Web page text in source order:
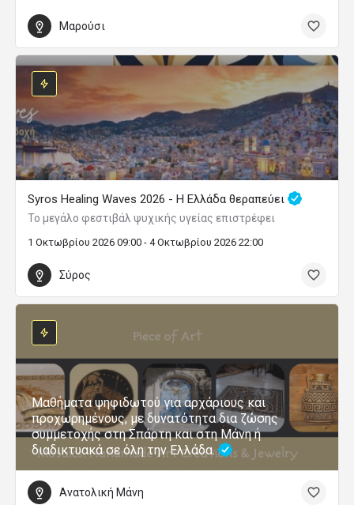
Μαρούσι
Syros Healing Waves 2026 - Η Ελλάδα θεραπεύει
Το μεγάλο φεστιβάλ ψυχικής υγείας επιστρέφει
1 Οκτωβρίου 2026 09:00 - 4 Οκτωβρίου 2026 22:00
Σύρος
Μαθήματα ψηφιδωτού για αρχάριους και
προχωρημένους, με δυνατότητα δια ζώσης
συμμετοχής στη Σπάρτη και στη Μάνη ή
διαδικτυακά σε όλη την Ελλάδα.
Ανατολική Μάνη